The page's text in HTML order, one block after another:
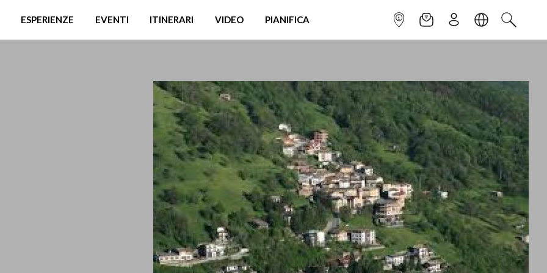
ESPERIENZE EVENTI ITINERARI VIDEO PIANIFICA INFOPOINTNEWSLETTER
ISCRIVITILINGUACERCA